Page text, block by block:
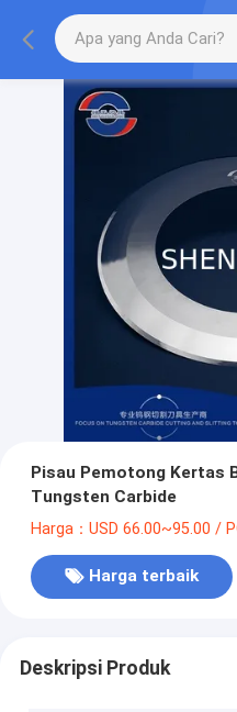
Pisau Pemotong Kertas
Tungsten Carbide
Harga：USD 66.00~95.00 /
Harga terbaik
Deskripsi Produk